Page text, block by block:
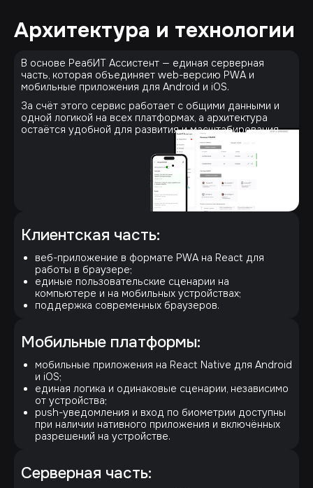
Архитектура и технологии
В основе РеабИТ Ассистент — единая серверная
часть, которая объединяет web-версию PWA и
мобильные приложения для Android и iOS.
За счёт этого сервис работает с общими данными и
одной логикой на всех платформах, а архитектура
остаётся удобной для развития и масштабирования.
Клиентская часть:
веб-приложение в формате PWA на React для
работы в браузере;
единые пользовательские сценарии на
компьютере и на мобильных устройствах;
поддержка современных браузеров.
Мобильные платформы:
мобильные приложения на React Native для Android
и iOS;
единая логика и одинаковые сценарии, независимо
от устройства;
push-уведомления и вход по биометрии доступны
при наличии нативного приложения и включённых
разрешений на устройстве.
Серверная часть: